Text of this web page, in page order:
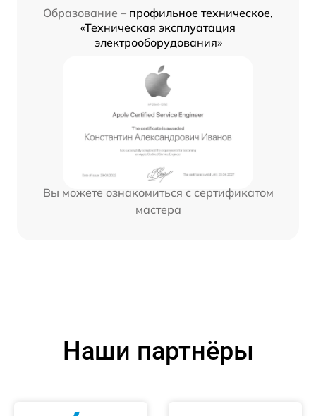
Образование – профильное техническое,
«Техническая эксплуатация
электрооборудования»
Вы можете ознакомиться с сертификатом
мастера
Наши партнёры